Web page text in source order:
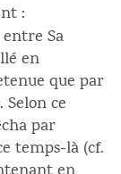
:
Sa
en
que par
ce
par
temps-là (cf.